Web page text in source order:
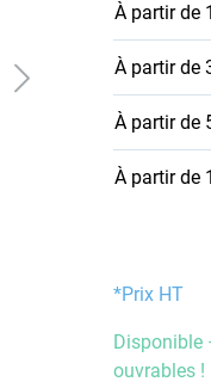
À partir de
À partir de
À partir de
À partir de
*Prix HT
Disponible
ouvrables !